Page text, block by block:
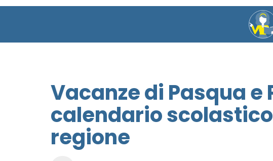
Vacanze di Pasqua e
calendario
regione